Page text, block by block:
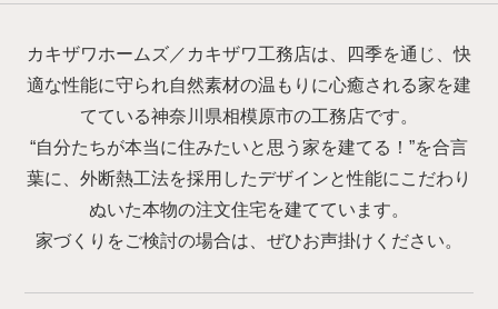
カキザワホームズ／カキザワ工務店は、四季を通じ、快
適な性能に守られ自然素材の温もりに心癒される家を建
てている神奈川県相模原市の工務店です。
“自分たちが本当に住みたいと思う家を建てる！”を合言
葉に、外断熱工法を採用したデザインと性能にこだわり
ぬいた本物の注文住宅を建てています。
家づくりをご検討の場合は、ぜひお声掛けください。